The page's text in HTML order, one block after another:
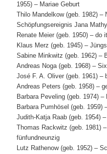
1955) – Mariae Geburt
Thilo Mandelkow (geb. 1982) –
Schöpfungsereignis Jana
Renate Meier (geb. 1950) – do
Klaus Merz (geb. 1945) –
Sabine Minkwitz (geb. 1962) –
Andreas Noga (geb. 1968) –
José F. A. Oliver (geb. 1961) –
Andreas Peters (geb. 1958) –
Barbara Peveling (geb. 1974) –
Barbara Pumhösel (geb. 1959)
Judith-Katja Raab (geb. 1954)
Thomas Rackwitz (geb. 1981)
fünfundneunzig
Lutz Rathenow (geb. 1952) –